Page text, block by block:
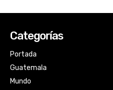
Categorías
Portada
Guatemala
Mundo